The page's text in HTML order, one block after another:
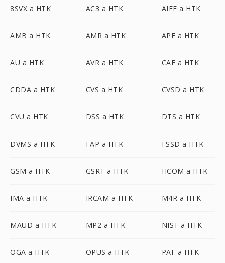
8SVX a HTK AC3 a HTK AIFF a HTK
AMB a HTK AMR a HTK APE a HTK
AU a HTK AVR a HTK CAF a HTK
CDDA a HTK CVS a HTK CVSD a HTK
CVU a HTK DSS a HTK DTS a HTK
DVMS a HTK FAP a HTK FSSD a HTK
GSM a HTK GSRT a HTK HCOM a HTK
IMA a HTK IRCAM a HTK M4R a HTK
MAUD a HTK MP2 a HTK NIST a HTK
OGA a HTK OPUS a HTK PAF a HTK